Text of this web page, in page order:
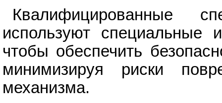
Квалифицированные
используют специальные
чтобы обеспечить
минимизируя риски
механизма.